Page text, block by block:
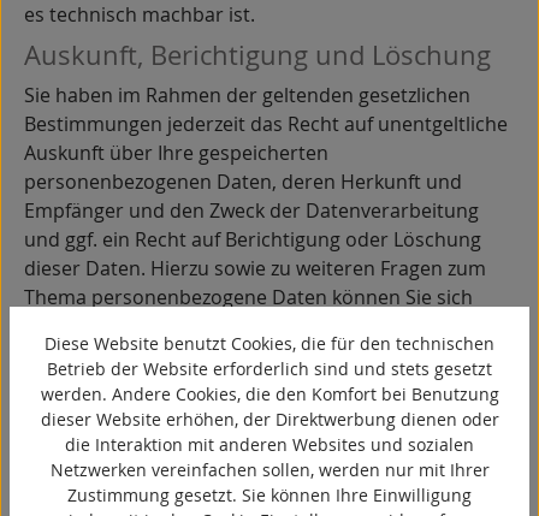
es technisch machbar ist.
Auskunft, Berichtigung und Löschung
Sie haben im Rahmen der geltenden gesetzlichen
Bestimmungen jederzeit das Recht auf unentgeltliche
Auskunft über Ihre gespeicherten
personenbezogenen Daten, deren Herkunft und
Empfänger und den Zweck der Datenverarbeitung
und ggf. ein Recht auf Berichtigung oder Löschung
dieser Daten. Hierzu sowie zu weiteren Fragen zum
Thema personenbezogene Daten können Sie sich
Recht auf Einschränkung der
Verarbeitung
Sie haben das Recht, die Einschränkung der
Verarbeitung Ihrer personenbezogenen Daten zu
verlangen. Hierzu können Sie sich jederzeit an uns
Diese Website benutzt Cookies, die für den technischen
Betrieb der Website erforderlich sind und stets gesetzt
werden. Andere Cookies, die den Komfort bei Benutzung
dieser Website erhöhen, der Direktwerbung dienen oder
die Interaktion mit anderen Websites und sozialen
Netzwerken vereinfachen sollen, werden nur mit Ihrer
Zustimmung gesetzt. Sie können Ihre Einwilligung